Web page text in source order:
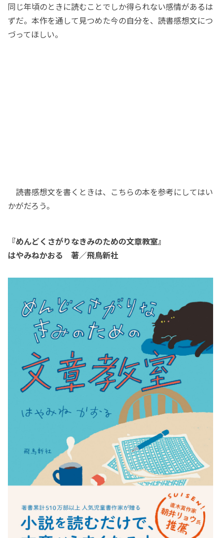
同じ年頃のときに読むことでしか得られない感情があるは
ずだ。本作を通して見つめた今の自分を、読書感想文につ
づってほしい。
読書感想文を書くときは、こちらの本を参考にしてはい
かがだろう。
『めんどくさがりなきみのための文章教室』
はやみねかおる 著／飛鳥新社